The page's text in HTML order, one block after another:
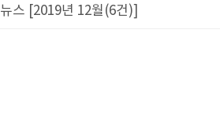
스 [2019년 12월(6건)]